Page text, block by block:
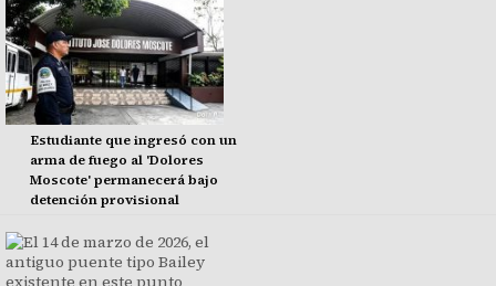
Estudiante que ingresó con un
arma de fuego al 'Dolores
Moscote' permanecerá bajo
detención provisional